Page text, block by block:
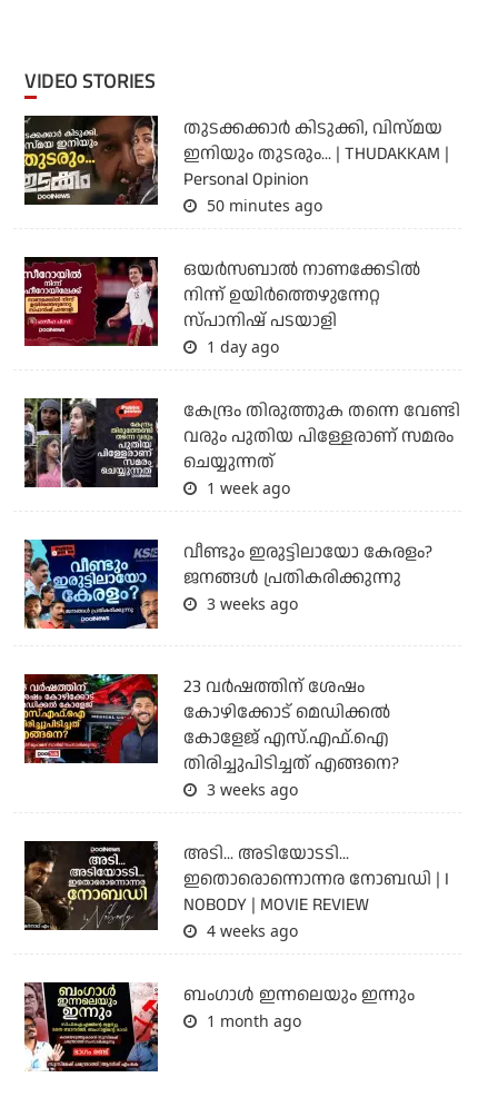
VIDEO STORIES
തുടക്കക്കാര്‍ കിടുക്കി, വിസ്മയ
ഇനിയും തുടരും... | THUDAKKAM |
Personal Opinion
50 minutes ago
ഒയര്‍സബാൽ നാണക്കേടിൽ
നിന്ന് ഉയിർത്തെഴുന്നേറ്റ
സ്പാനിഷ് പടയാളി
1 day ago
കേന്ദ്രം തിരുത്തുക തന്നെ വേണ്ടി
വരും പുതിയ പിള്ളേരാണ് സമരം
ചെയ്യുന്നത്
1 week ago
വീണ്ടും ഇരുട്ടിലായോ കേരളം?
ജനങ്ങൾ പ്രതികരിക്കുന്നു
3 weeks ago
23 വർഷത്തിന് ശേഷം
കോഴിക്കോട് മെഡിക്കൽ
കോളേജ് എസ്.എഫ്.ഐ
തിരിച്ചുപിടിച്ചത് എങ്ങനെ?
3 weeks ago
അടി... അടിയോടടി...
ഇതൊരൊന്നൊന്നര നോബഡി | I
NOBODY | MOVIE REVIEW
4 weeks ago
ബംഗാള്‍ ഇന്നലെയും ഇന്നും
1 month ago